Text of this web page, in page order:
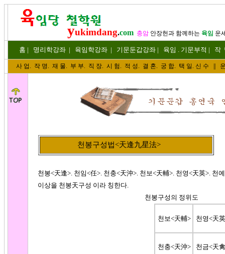
yukimdang.com 충암 안장헌과 함께하는 육임 운
홈 | 명리 학강좌 | 육임학강좌 | 기문둔갑강좌 | 육임 . 기문부적 | 작
사 업 . 작 명. 재 물. 부 부. 직 장. 시 험. 적 성. 결 혼. 궁 합. 택 일. 신 수
천봉구성법<天逢九星法>
천봉<天逢>. 천임<任>. 천충<天沖>. 천보<天輔>. 천영<天英>. 천
이상을 천봉天구성 이라 칭한다.
천봉구성 의 정위도
천보<天輔> 천영<天
천충<天沖> 천금<天